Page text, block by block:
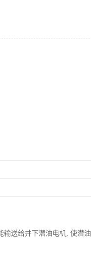
输送给井下潜油电机, 使潜油